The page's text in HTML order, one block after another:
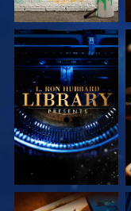
VERKEN DE SERIE